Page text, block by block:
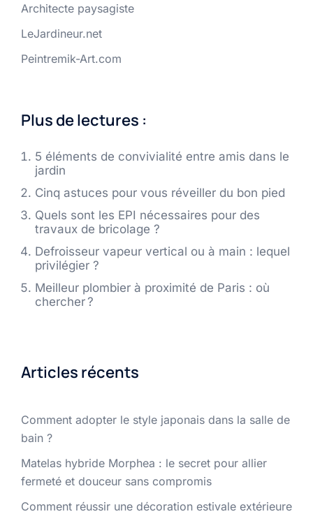
Architecte paysagiste
LeJardineur.net
Peintremik-Art.com
Plus de lectures :
5 éléments de convivialité entre amis dans le
jardin
Cinq astuces pour vous réveiller du bon pied
Quels sont les EPI nécessaires pour des
travaux de bricolage ?
Defroisseur vapeur vertical ou à main : lequel
privilégier ?
Meilleur plombier à proximité de Paris : où
chercher ?
Articles récents
Comment adopter le style japonais dans la salle de
bain ?
Matelas hybride Morphea : le secret pour allier
fermeté et douceur sans compromis
Comment réussir une décoration estivale extérieure